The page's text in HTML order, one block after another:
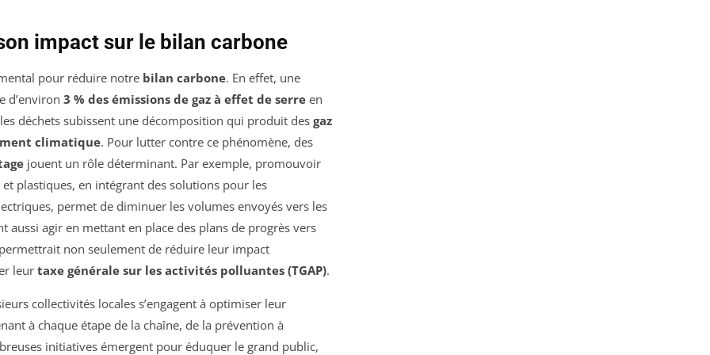
impact sur le bilan carbone
pour réduire notre bilan carbone. En effet, une
d’environ 3 % des émissions de gaz à effet de serre en
déchets subissent une décomposition qui produit des gaz
climatique. Pour lutter contre ce phénomène, des
jouent un rôle déterminant. Par exemple, promouvoir
plastiques, en intégrant des solutions pour les
permet de diminuer les volumes envoyés vers les
aussi agir en mettant en place des plans de progrès vers
non seulement de réduire leur impact
leur taxe générale sur les activités polluantes (TGAP).
collectivités locales s’engagent à optimiser leur
à chaque étape de la chaîne, de la prévention à
initiatives émergent pour éduquer le grand public,